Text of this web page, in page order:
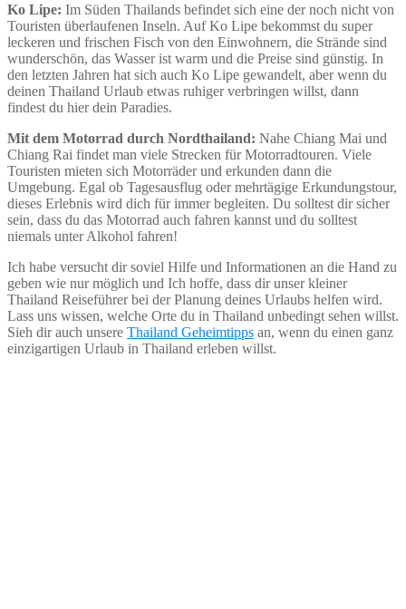
Ko Lipe: Im Süden Thailands befindet sich eine der noch nicht von
Touristen überlaufenen Inseln. Auf Ko Lipe bekommst du super
leckeren und frischen Fisch von den Einwohnern, die Strände sind
wunderschön, das Wasser ist warm und die Preise sind günstig. In
den letzten Jahren hat sich auch Ko Lipe gewandelt, aber wenn du
deinen Thailand Urlaub etwas ruhiger verbringen willst, dann
findest du hier dein Paradies.
Mit dem Motorrad durch Nordthailand: Nahe Chiang Mai und
Chiang Rai findet man viele Strecken für Motorradtouren. Viele
Touristen mieten sich Motorräder und erkunden dann die
Umgebung. Egal ob Tagesausflug oder mehrtägige Erkundungstour,
dieses Erlebnis wird dich für immer begleiten. Du solltest dir sicher
sein, dass du das Motorrad auch fahren kannst und du solltest
niemals unter Alkohol fahren!
Ich habe versucht dir soviel Hilfe und Informationen an die Hand zu
geben wie nur möglich und Ich hoffe, dass dir unser kleiner
Thailand Reiseführer bei der Planung deines Urlaubs helfen wird.
Lass uns wissen, welche Orte du in Thailand unbedingt sehen willst.
Sieh dir auch unsere Thailand Geheimtipps an, wenn du einen ganz
einzigartigen Urlaub in Thailand erleben willst.